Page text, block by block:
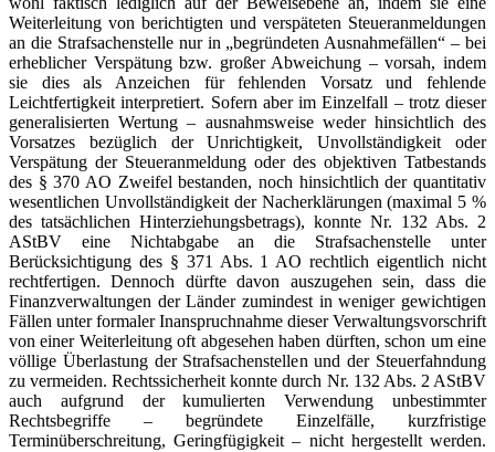
Weiterleitung von berichtigten und verspäteten Steueranmeldungen
an die Strafsachenstelle nur in „begründeten Ausnahmefällen“ – bei
erheblicher Verspätung bzw. großer Abweichung – vorsah, indem
sie dies als Anzeichen für fehlenden Vorsatz und fehlende
Leichtfertigkeit interpretiert. Sofern aber im Einzelfall – trotz dieser
generalisierten Wertung – ausnahmsweise weder hinsichtlich des
Vorsatzes bezüglich der Unrichtigkeit, Unvollständigkeit oder
Verspätung der Steueranmeldung oder des objektiven Tatbestands
des § 370 AO Zweifel bestanden, noch hinsichtlich der quantitativ
wesentlichen Unvollständigkeit der Nacherklärungen (maximal 5 %
des tatsächlichen Hinterziehungsbetrags), konnte Nr. 132 Abs. 2
AStBV eine Nichtabgabe an die Strafsachenstelle unter
Berücksichtigung des § 371 Abs. 1 AO rechtlich eigentlich nicht
rechtfertigen. Dennoch dürfte davon auszugehen sein, dass die
Finanzverwaltungen der Länder zumindest in weniger gewichtigen
Fällen unter formaler Inanspruchnahme dieser Verwaltungsvorschrift
von einer Weiterleitung oft abgesehen haben dürften, schon um eine
völlige Überlastung der Strafsachenstellen und der Steuerfahndung
zu vermeiden. Rechtssicherheit konnte durch Nr. 132 Abs. 2 AStBV
auch aufgrund der kumulierten Verwendung unbestimmter
Rechtsbegriffe – begründete Einzelfälle, kurzfristige
Terminüberschreitung, Geringfügigkeit – nicht hergestellt werden.